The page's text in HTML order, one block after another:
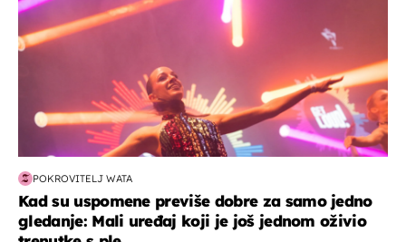
POKROVITELJ WATA
Kad su uspomene previše dobre za samo jedno
gledanje: Mali uređaj koji je još jednom oživio